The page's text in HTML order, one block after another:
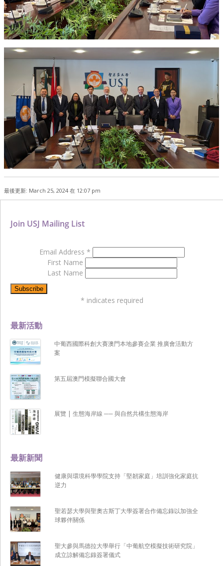
最後更新: March 25, 2024 在 12:07 pm
最新新聞
健康與環境科學學院支持「堅韌家庭」培訓強化家庭抗
逆力
聖若瑟大學與聖奧古斯丁大學簽署合作備忘錄以加強全
球夥伴關係
聖大參與馬德拉大學舉行「中葡航空模擬技術研究院」
成立諒解備忘錄簽署儀式
最新活動
中葡西國際科創大賽澳門本地參賽企業 推廣會活動方
案
第五屆澳門模擬聯合國大會
展覽 | 生態海岸線 ── 與自然共構生態海岸
Join USJ Mailing List
Email Address *
First Name
Last Name
* indicates required